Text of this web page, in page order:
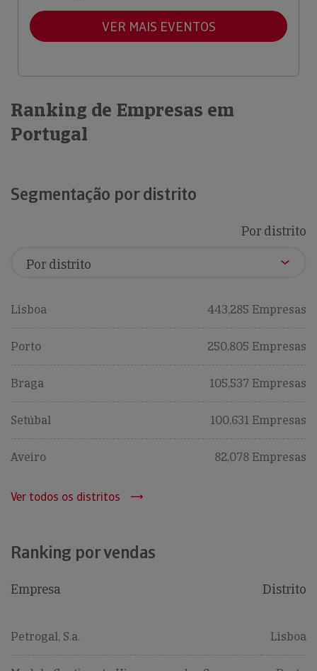
VER MAIS EVENTOS
Ranking de Empresas em
Portugal
Segmentação por distrito
Por distrito
Lisboa 443,285 Empresas
Porto 250,805 Empresas
Braga 105,537 Empresas
Setúbal 100,631 Empresas
Aveiro 82,078 Empresas
Ver todos os distritos
Ranking por vendas
Empresa Distrito
Petrogal, S.a. Lisboa